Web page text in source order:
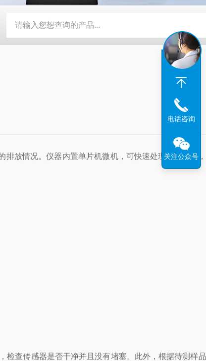
气体检测仪 PG系列便携式多组分气体监测仪
放情况。仪器内置单片机微机，可快速处理检测数据
查传感器是否干净并且没有堵塞。此外，根据待测样
电话咨询
关注公众号